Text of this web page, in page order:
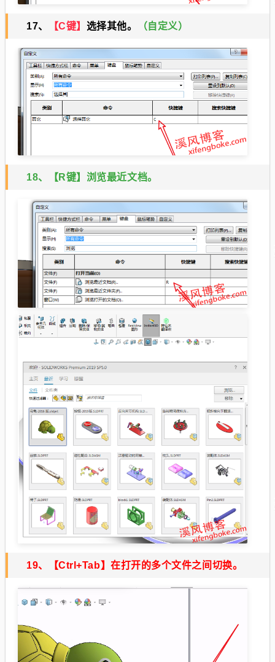
17、 【C键】 选择其他。 （自定义）
18、【R键】浏览最近文档。
19、 【Ctrl+Tab】在打开的多个文件之间切换。